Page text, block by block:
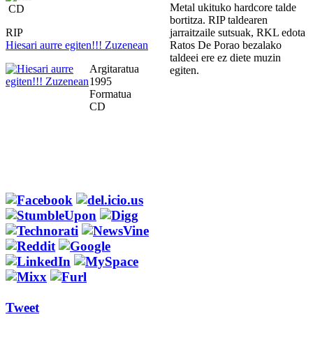
CD
RIP
Hiesari aurre egiten!!! Zuzenean
Argitaratua
1995
Formatua
CD
Tweet
Metal ukituko hardcore talde
bortitza. RIP taldearen
jarraitzaile sutsuak, RKL edota
Ratos De Porao bezalako
taldeei ere ez diete muzin
egiten.